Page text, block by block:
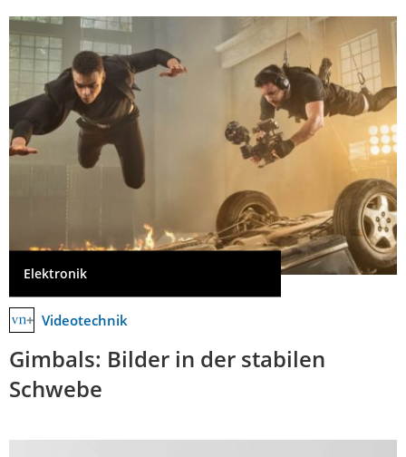
Elektronik
Videotechnik
Gimbals: Bilder in der stabilen
Schwebe